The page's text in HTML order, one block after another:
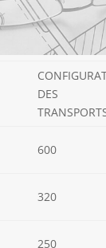
DES
600
320
250